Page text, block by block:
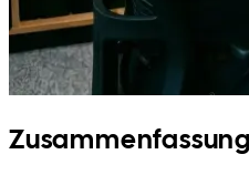
Zusammenfassung